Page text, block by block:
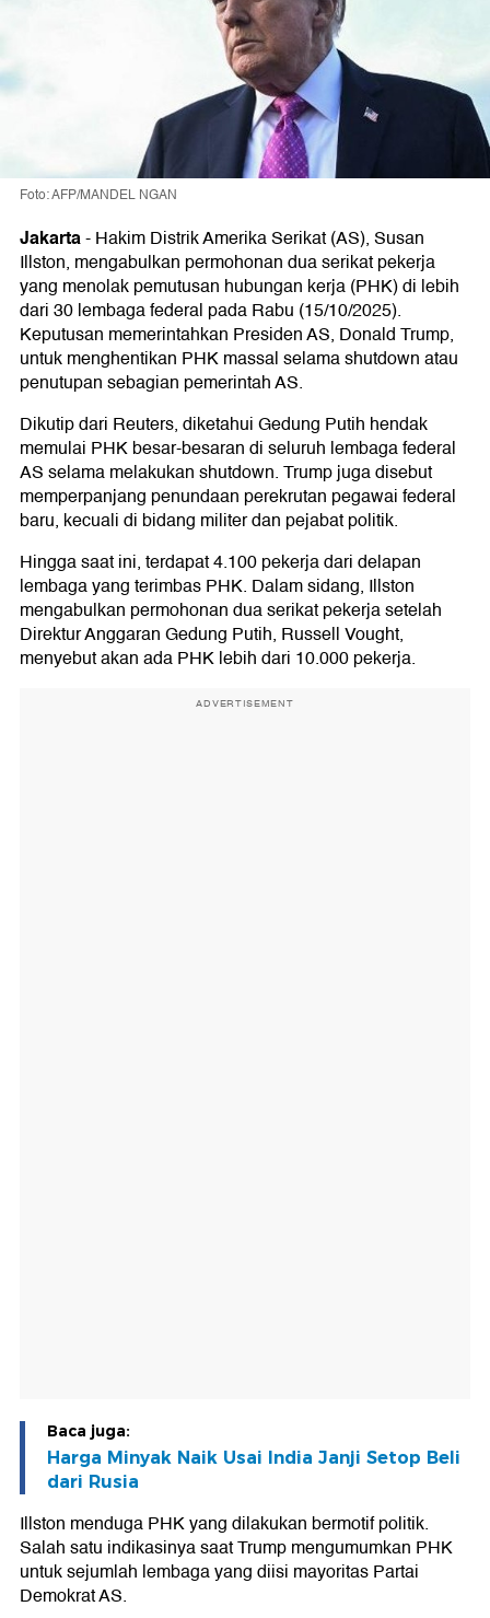
Foto: AFP/MANDEL NGAN
Jakarta-Hakim Distrik Amerika Serikat (AS), Susan
Illston, mengabulkan permohonan dua serikat pekerja
yang menolak pemutusan hubungan kerja (PHK) di lebih
dari 30 lembaga federal pada Rabu (15/10/2025).
Keputusan memerintahkan Presiden AS, Donald Trump,
untuk menghentikan PHK massal selama shutdown atau
penutupan sebagian pemerintah AS.
Dikutip dari Reuters, diketahui Gedung Putih hendak
memulai PHK besar-besaran di seluruh lembaga federal
AS selama melakukan shutdown. Trump juga disebut
memperpanjang penundaan perekrutan pegawai federal
baru, kecuali di bidang militer dan pejabat politik.
Hingga saat ini, terdapat 4.100 pekerja dari delapan
lembaga yang terimbas PHK. Dalam sidang, Illston
mengabulkan permohonan dua serikat pekerja setelah
Direktur Anggaran Gedung Putih, Russell Vought,
menyebut akan ada PHK lebih dari 10.000 pekerja.
ADVERTISEMENT
Baca juga:
Harga Minyak Naik Usai India Janji Setop Beli
dari Rusia
Illston menduga PHK yang dilakukan bermotif politik.
Salah satu indikasinya saat Trump mengumumkan PHK
untuk sejumlah lembaga yang diisi mayoritas Partai
Demokrat AS.